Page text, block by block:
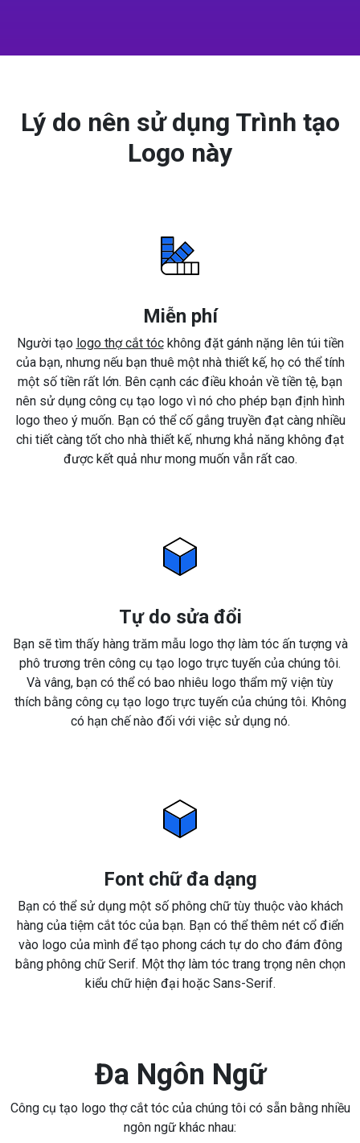
Lý do nên sử dụng Trình tạo
Logo này
Miễn phí
Người tạo logo thợ cắt tóckhông đặt gánh nặng lên túi tiền
của bạn, nhưng nếu bạn thuê một nhà thiết kế, họ có thể tính
một số tiền rất lớn. Bên cạnh các điều khoản về tiền tệ, bạn
nên sử dụng công cụ tạo logo vì nó cho phép bạn định hình
logo theo ý muốn. Bạn có thể cố gắng truyền đạt càng nhiều
chi tiết càng tốt cho nhà thiết kế, nhưng khả năng không đạt
được kết quả như mong muốn vẫn rất cao.
Tự do sửa đổi
Bạn sẽ tìm thấy hàng trăm mẫu logo thợ làm tóc ấn tượng và
phô trương trên công cụ tạo logo trực tuyến của chúng tôi.
Và vâng, bạn có thể có bao nhiêu logo thẩm mỹ viện tùy
thích bằng công cụ tạo logo trực tuyến của chúng tôi. Không
có hạn chế nào đối với việc sử dụng nó.
Font chữ đa dạng
Bạn có thể sử dụng một số phông chữ tùy thuộc vào khách
hàng của tiệm cắt tóc của bạn. Bạn có thể thêm nét cổ điển
vào logo của mình để tạo phong cách tự do cho đám đông
bằng phông chữ Serif. Một thợ làm tóc trang trọng nên chọn
kiểu chữ hiện đại hoặc Sans-Serif.
Đa Ngôn Ngữ
Công cụ tạo logo thợ cắt tóc của chúng tôi có sẵn bằng nhiều
ngôn ngữ khác nhau: